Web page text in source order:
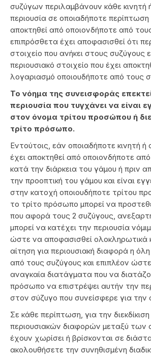
συζύγων περιλαμβάνουν κάθε κινητή
περιουσία σε οποιαδήποτε περίπτωση
αποκτηθεί από οποιονδήποτε από
επιπρόσθετα έχει αποφασισθεί ότι
στοιχείο που ανήκει στους συζύγους
περιουσιακό στοιχείο που έχει
λογαριασμό οποιουδήποτε από τους
Το νόημα της συνεισφοράς
περιουσία που τυγχάνει να είναι
στον όνομα τρίτου προσώπου ή
τρίτο πρόσωπο.
Εντούτοις, εάν οποιαδήποτε κινητή ή
έχει αποκτηθεί από οποιονδήποτε
κατά την διάρκεια του γάμου ή πριν
την προοπτική του γάμου και είναι
στην κατοχή οποιουδήποτε τρίτου
το τρίτο πρόσωπο μπορεί να
που αφορά τους 2 συζύγους,
μπορεί να κατέχει την περιουσία
ώστε να αποφασισθεί ολοκληρωτικά
αίτηση για περιουσιακή διαφορά η
από τους συζύγους και επιπλέον
αναγκαία διατάγματα που να
πρόσωπο να επιστρέψει αυτήν την
στον σύζυγο που συνείσφερε για την
Σε κάθε περίπτωση, για την
περιουσιακών διαφορών μεταξύ των
έχουν χωρίσει ή βρίσκονται σε
ακολουθήσετε την συνηθισμένη